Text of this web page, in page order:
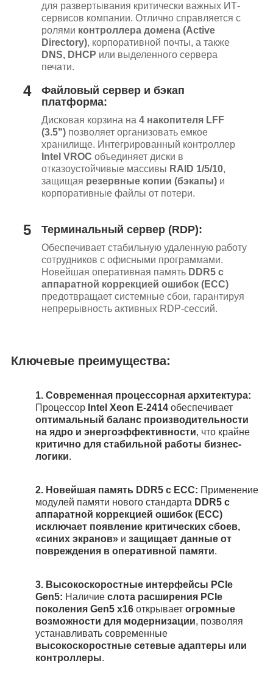
для развертывания критически важных ИТ-
сервисов компании. Отлично справляется с
ролями контроллера домена (Active
Directory), корпоративной почты, а также
DNS, DHCP или выделенного сервера
печати.
4
Файловый сервер и бэкап
платформа:
Дисковая корзина на 4 накопителя LFF
(3.5") позволяет организовать емкое
хранилище. Интегрированный контроллер
Intel VROC объединяет диски в
отказоустойчивые массивы RAID 1/5/10,
защищая резервные копии (бэкапы) и
корпоративные файлы от потери.
5 Терминальный сервер (RDP):
Обеспечивает стабильную удаленную работу
сотрудников с офисными программами.
Новейшая оперативная память DDR5 с
аппаратной коррекцией ошибок (ECC)
предотвращает системные сбои, гарантируя
непрерывность активных RDP-сессий.
Ключевые преимущества:
1. Современная процессорная архитектура:
Процессор Intel Xeon E-2414 обеспечивает
оптимальный баланс производительности
на ядро и энергоэффективности, что крайне
критично для стабильной работы бизнес-
логики.
2. Новейшая память DDR5 с ECC: Применение
модулей памяти нового стандарта DDR5 с
аппаратной коррекцией ошибок (ECC)
исключает появление критических сбоев,
«синих экранов» и защищает данные от
повреждения в оперативной памяти.
3. Высокоскоростные интерфейсы PCIe
Gen5: Наличие слота расширения PCIe
поколения Gen5 x16 открывает огромные
возможности для модернизации, позволяя
устанавливать современные
высокоскоростные сетевые адаптеры или
контроллеры.